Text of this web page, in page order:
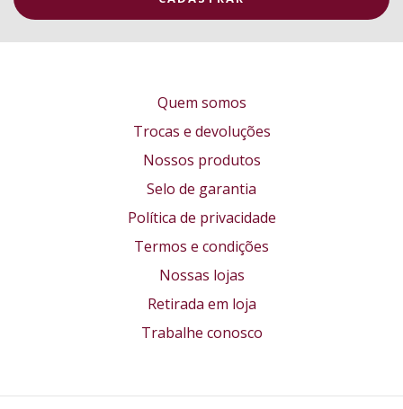
Quem somos
Trocas e devoluções
Nossos produtos
Selo de garantia
Política de privacidade
Termos e condições
Nossas lojas
Retirada em loja
Trabalhe conosco